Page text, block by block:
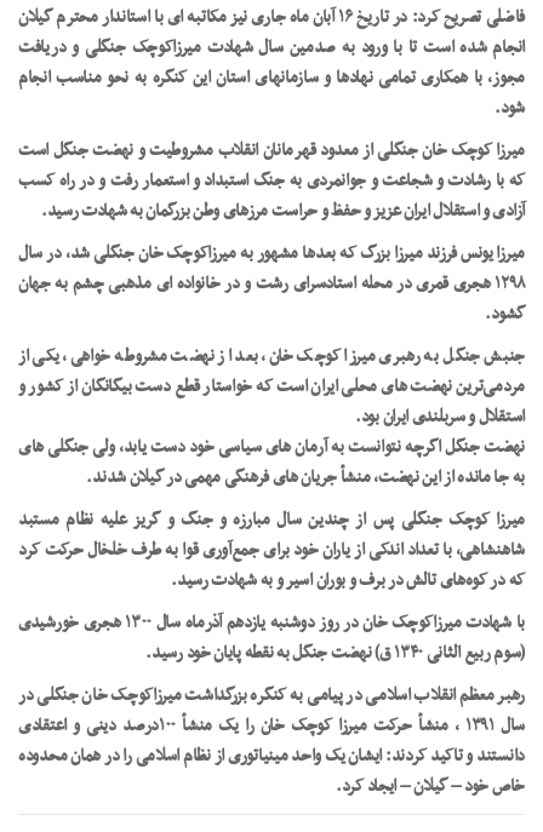
فاضلی تصریح کرد: در تاریخ ۱۶ آبان ماه جاری نیز مکاتبه ای با استاندار محترم گیلان
انجام شده است تا با ورود به صدمین سال شهادت میرزاکوچک جنگلی و دریافت
مجوز، با همکاری تمامی نهادها و سازمانهای استان این کنگره به نحو مناسب انجام
شود.
میرزا کوچک خان جنگلی از معدود قهرمانان انقلاب مشروطیت و نهضت جنگل است
که با رشادت و شجاعت و جوانمردی به جنگ استبداد و استعمار رفت و در راه کسب
آزادی و استقلال ایران عزیز و حفظ و حراست مرزهای وطن بزرگمان به شهادت رسید.
میرزا یونس فرزند میرزا بزرگ که بعدها مشهور به میرزاکوچک خان جنگلی شد، در سال
۱۲۹۸ هجری قمری در محله استادسرای رشت و در خانواده ای مذهبی چشم به جهان
گشود.
جنبش جنگل به رهبری میرزا کوچک خان، بعد از نهضت مشروطه خواهی، یکی از
مردمی‌ترین نهضت های محلی ایران است که خواستار قطع دست بیگانگان از کشور و
استقلال و سربلندی ایران بود.
نهضت جنگل اگرچه نتوانست به آرمان های سیاسی خود دست یابد، ولی جنگلی های
به جا مانده از این نهضت، منشأ جریان های فرهنگی مهمی در گیلان شدند.
میرزا کوچک جنگلی پس از چندین سال مبارزه و جنگ و گریز علیه نظام مستبد
شاهنشاهی، با تعداد اندکی از یاران خود برای جمع‌آوری قوا به طرف خلخال حرکت کرد
که در کوه‌های تالش در برف و بوران اسیر و به شهادت رسید.
با شهادت میرزاکوچک خان در روز دوشنبه یازدهم آذرماه سال ۱۳۰۰ هجری خورشیدی
(سوم ربیع الثانی ۱۳۴۰ ق) نهضت جنگل به نقطه پایان خود رسید.
رهبر معظم انقلاب اسلامی در پیامی به کنگره بزرگداشت میرزاکوچک خان جنگلی در
سال ۱۳۹۱ ، منشأ حرکت میرزا کوچک خان را یک منشأ ۱۰۰درصد دینی و اعتقادی
دانستند و تاکید کردند: ایشان یک واحد مینیاتوری از نظام اسلامی را در همان محدوده
خاص خود – گیلان – ایجاد کرد.